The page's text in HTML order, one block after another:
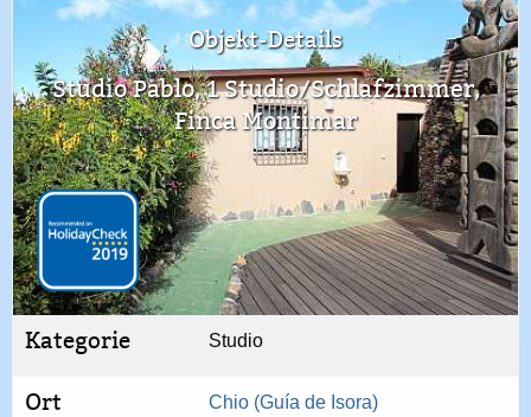
Objekt-Details
Studio Pablo, 1 Studio/Schlafzimmer,
Finca Montimar
Kategorie Studio
Ort Chio (Guía de Isora)